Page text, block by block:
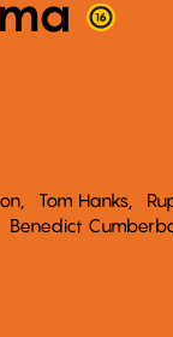
Tom Hanks
Benedict